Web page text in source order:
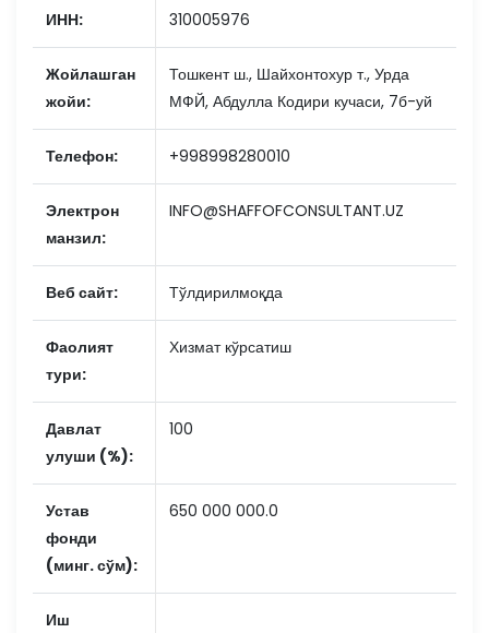
ИНН: 310005976
Жойлашган
жойи:
Тошкент ш., Шайхонтохур т., Урда
МФЙ, Абдулла Кодири кучаси, 7б-уй
Телефон: +998998280010
Электрон
манзил:
INFO@SHAFFOFCONSULTANT.UZ
Веб сайт: Тўлдирилмоқда
Фаолият
тури:
Хизмат кўрсатиш
Давлат
улуши (%):
100
Устав
фонди
(минг. сўм):
650 000 000.0
Иш